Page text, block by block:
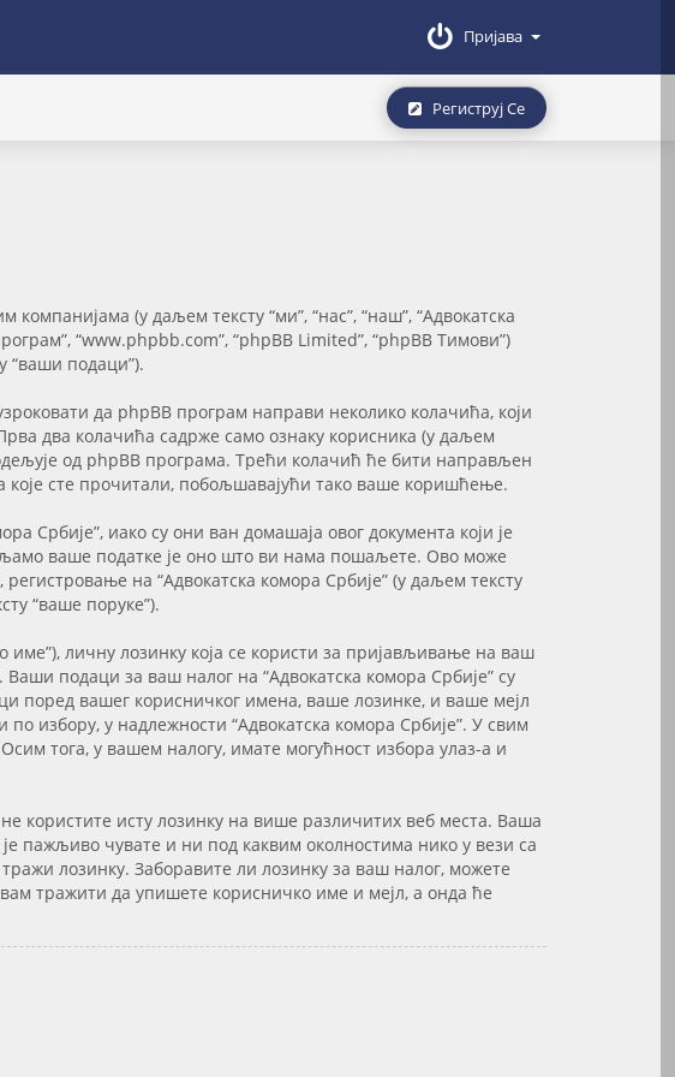
Пријава
Региструј Се
(у даљем тексту “ми”, “нас”, “наш”, “Адвокатска
“www.phpbb.com”, “phpBB Limited”, “phpBB Тимови”)
“ваши подаци”).
да phpBB програм направи неколико колачића, који
два колачића садрже само ознаку корисника (у даљем
од phpBB програма. Трећи колачић ће бити направљен
које сте прочитали, побољшавајући тако ваше коришћење.
Србије”, иако су они ван домашаја овог документа који је
ваше податке је оно што ви нама пошаљете. Ово може
на “Адвокатска комора Србије” (у даљем тексту
“ваше поруке”).
личну лозинку која се користи за пријављивање на ваш
подаци за ваш налог на “Адвокатска комора Србије” су
поред вашег корисничког имена, ваше лозинке, и ваше мејл
избору, у надлежности “Адвокатска комора Србије”. У свим
тога, у вашем налогу, имате могућност избора улаз-а и
користите исту лозинку на више различитих веб места. Ваша
пажљиво чувате и ни под каквим околностима нико у вези са
лозинку. Заборавите ли лозинку за ваш налог, можете
тражити да упишете корисничко име и мејл, а онда ће